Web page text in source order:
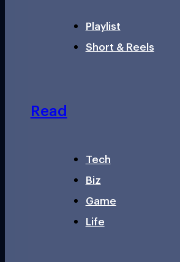
Playlist
Short & Reels
Read
Tech
Biz
Game
Life